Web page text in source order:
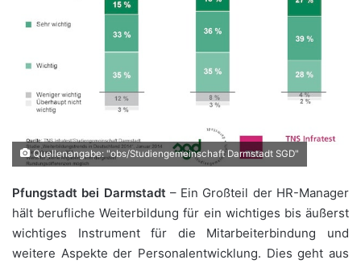
Quellenangabe: "obs/Studiengemeinschaft Darmstadt SGD"
Pfungstadt bei Darmstadt – Ein Großteil der HR-Manager
hält berufliche Weiterbildung für ein wichtiges bis äußerst
wichtiges Instrument für die Mitarbeiterbindung und
weitere Aspekte der Personalentwicklung. Dies geht aus